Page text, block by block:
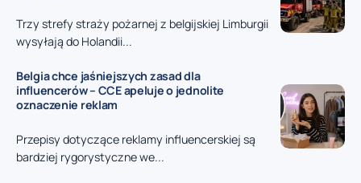
Trzy strefy straży pożarnej z belgijskiej Limburgii
wysyłają do Holandii...
Belgia chce jaśniejszych zasad dla
influencerów – CCE apeluje o jednolite
oznaczenie reklam
Przepisy dotyczące reklamy influencerskiej są
bardziej rygorystyczne we...